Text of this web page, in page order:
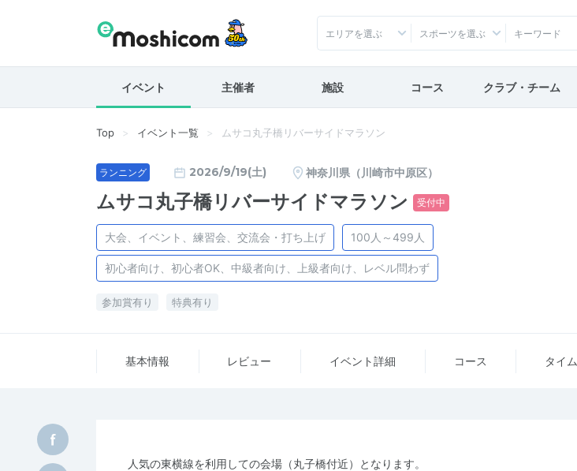
エリアを選ぶ スポーツを選ぶ
イベント 主催者 施設 コース クラブ・チーム
Top イベント一覧 ムサコ丸子橋リバーサイドマラソン
ランニング 2026/9/19(土) 神奈川県（川崎市中原区）
ムサコ丸子橋リバーサイドマラソン 受付中
大会、イベント、練習会、交流会・打ち上げ 100人～499人
初心者向け、初心者OK、中級者向け、上級者向け、レベル問わず
参加賞有り 特典有り
基本情報 レビュー イベント詳細 コース タイム
人気の東横線を利用しての会場（丸子橋付近）となります。